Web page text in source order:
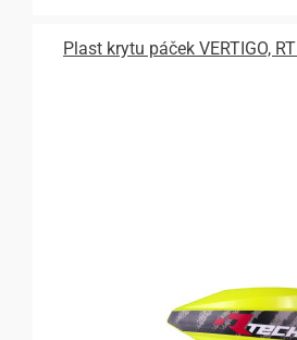
Plast krytu páček VERTIGO,